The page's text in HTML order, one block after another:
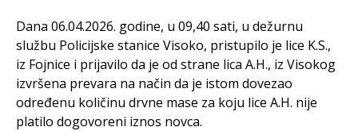
Dana 06.04.2026. godine, u 09,40 sati, u dežurnu
službu Policijske stanice Visoko, pristupilo je lice K.S.,
iz Fojnice i prijavilo da je od strane lica A.H., iz Visokog
izvršena prevara na način da je istom dovezao
određenu količinu drvne mase za koju lice A.H. nije
platilo dogovoreni iznos novca.